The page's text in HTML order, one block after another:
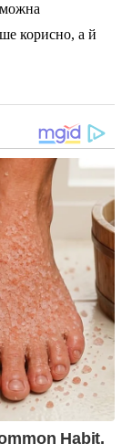
корисно, а й